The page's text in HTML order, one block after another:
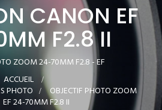
CANON EF
F2.8 II
ZOOM 24-70MM F2.8 - EF
ACCUEIL >
PHOTO > OBJECTIF PHOTO ZOOM
EF 24-70MM F2.8 II